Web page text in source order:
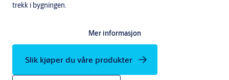
trekk i bygningen.
ASSA ABLOY DS6060S Værtetting stål
ASSA ABLOY DS6060S dukværtetting i stål er standardløsningen
Mer informasjon
Slik kjøper du våre produkter